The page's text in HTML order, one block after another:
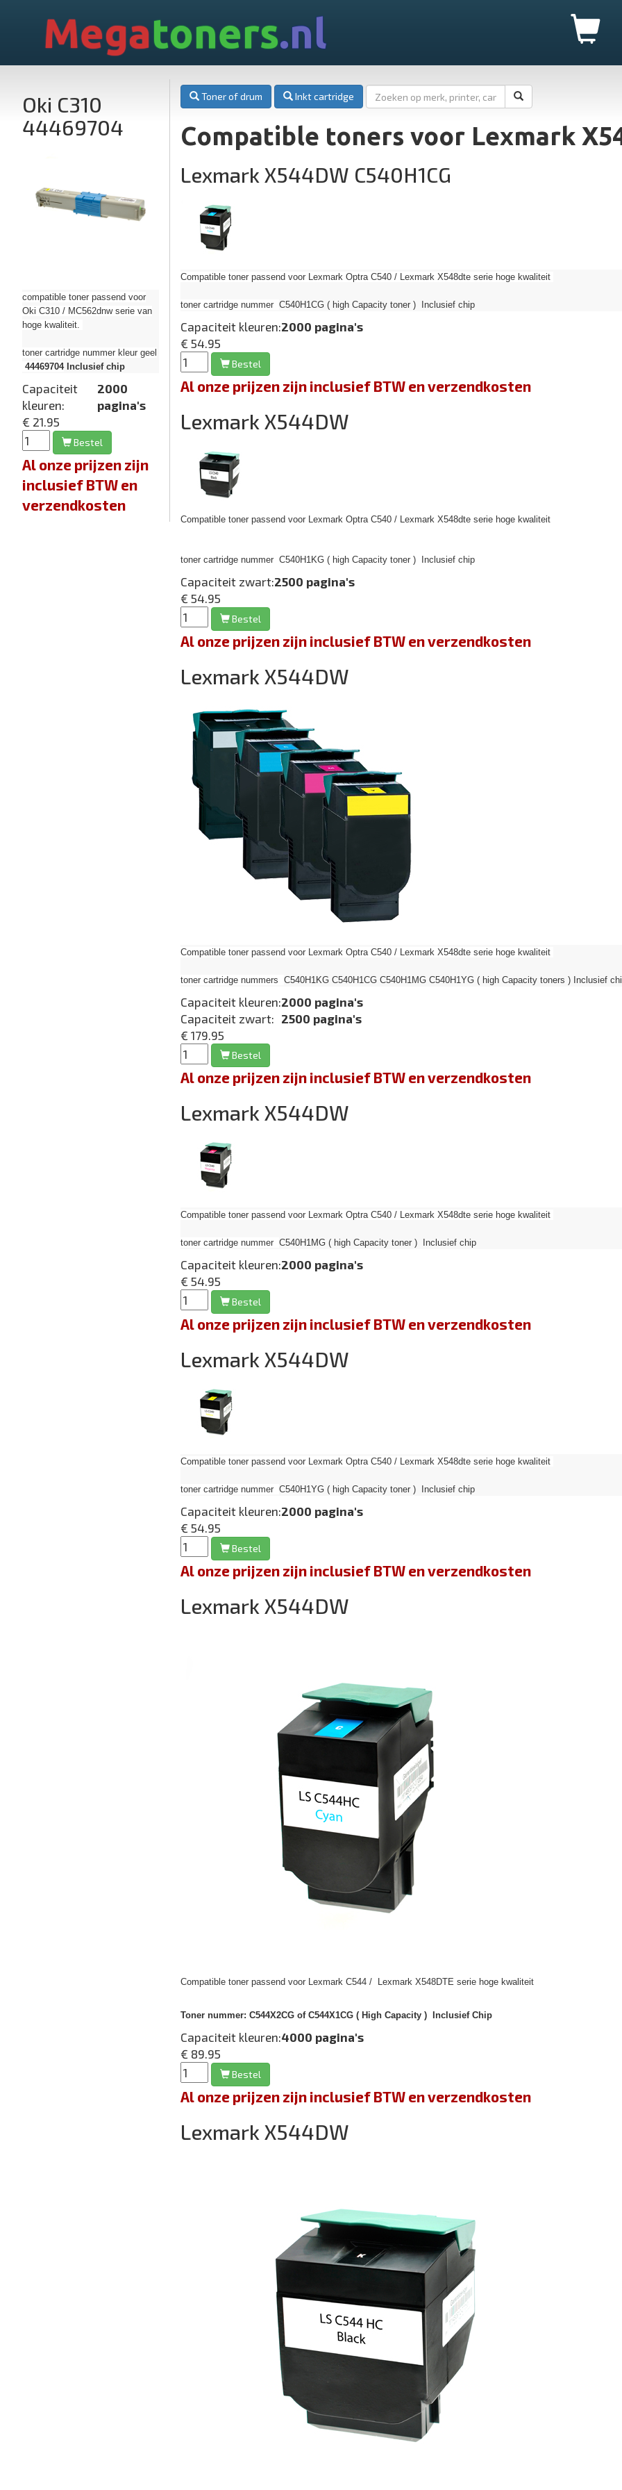
Megatoners.nl
Oki C310
44469704
compatible toner passend voor
Oki C310 / MC562dnw serie van
hoge kwaliteit.
toner cartridge nummer kleur geel
44469704Inclusief chip
Capaciteit
kleuren:
2000
pagina's
€ 21.95
Bestel
Al onze prijzen zijn
inclusief BTW en
verzendkosten
Toner of drum Inkt cartridge
Compatible toners voor Lexmark
Lexmark X544DW C540H1CG
Compatible toner passend voor Lexmark Optra C540 / Lexmark X548dte serie hoge kwaliteit
toner cartridge nummerC540H1CG ( high Capacity toner ) Inclusief chip
Capaciteit kleuren:2000 pagina's
€ 54.95
Bestel
Al onze prijzen zijn inclusief BTW en verzendkosten
Lexmark X544DW
Compatible toner passend voor Lexmark Optra C540 / Lexmark X548dte serie hoge kwaliteit
toner cartridge nummerC540H1KG ( high Capacity toner ) Inclusief chip
Capaciteit zwart:2500 pagina's
€ 54.95
Bestel
Al onze prijzen zijn inclusief BTW en verzendkosten
Lexmark X544DW
Compatible toner passend voor Lexmark Optra C540 / Lexmark X548dte serie hoge kwaliteit
toner cartridge nummersC540H1KG C540H1CG C540H1MG C540H1YG ( high Capacity toners ) Inclusief
Capaciteit kleuren:2000 pagina's
Capaciteit zwart: 2500 pagina's
€ 179.95
Bestel
Al onze prijzen zijn inclusief BTW en verzendkosten
Lexmark X544DW
Compatible toner passend voor Lexmark Optra C540 / Lexmark X548dte serie hoge kwaliteit
toner cartridge nummerC540H1MG ( high Capacity toner ) Inclusief chip
Capaciteit kleuren:2000 pagina's
€ 54.95
Bestel
Al onze prijzen zijn inclusief BTW en verzendkosten
Lexmark X544DW
Compatible toner passend voor Lexmark Optra C540 / Lexmark X548dte serie hoge kwaliteit
toner cartridge nummerC540H1YG ( high Capacity toner ) Inclusief chip
Capaciteit kleuren:2000 pagina's
€ 54.95
Bestel
Al onze prijzen zijn inclusief BTW en verzendkosten
Lexmark X544DW
Compatible toner passend voor Lexmark C544 / Lexmark X548DTE serie hoge kwaliteit
Toner nummer: C544X2CG of C544X1CG ( High Capacity ) Inclusief Chip
Capaciteit kleuren:4000 pagina's
€ 89.95
Bestel
Al onze prijzen zijn inclusief BTW en verzendkosten
Lexmark X544DW